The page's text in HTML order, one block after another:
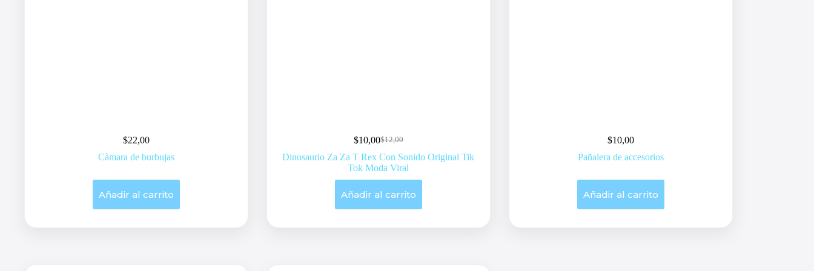
$22,00
Càmara de burbujas
Añadir al carrito
$12,00
Original
price
was:
$12,00.
$10,00Current
price
is:
$10,00.
Dinosaurio Za Za T Rex Con Sonido Original Tik
Tok Moda Viral
Añadir al carrito
$10,00
Pañalera de accesorios
Añadir al carrito